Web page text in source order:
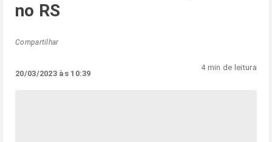
no RS
Compartilhar
20/03/2023 às 10:39
4 min de leitura